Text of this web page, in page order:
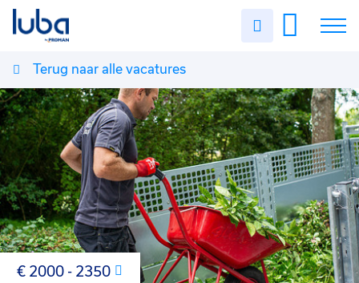
Uren
Vacatures
Over ons
Voor werkgevers
Contact
Terug naar alle vacatures
Maand
€ 2000 - 2350